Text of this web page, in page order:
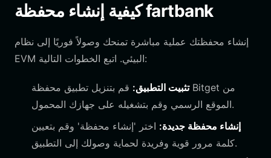
كيفية إنشاء محفظة fartbank
إنشاء محفظتك عملية مباشرة تمنحك وصولاً فوريًا إلى نظام
EVM البيئي. اتبع الخطوات التالية:
تثبيت التطبيق: قم بتنزيل تطبيق محفظة Bitget من
الموقع الرسمي وقم بتشغيله على جهازك المحمول.
إنشاء محفظة جديدة: اختر 'إنشاء محفظة' وقم بتعيين
كلمة مرور قوية وفريدة لحماية وصولك إلى التطبيق.